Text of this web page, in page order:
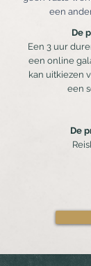
een
De
Een 3 uur
een online
kan uitkiezen
een
De